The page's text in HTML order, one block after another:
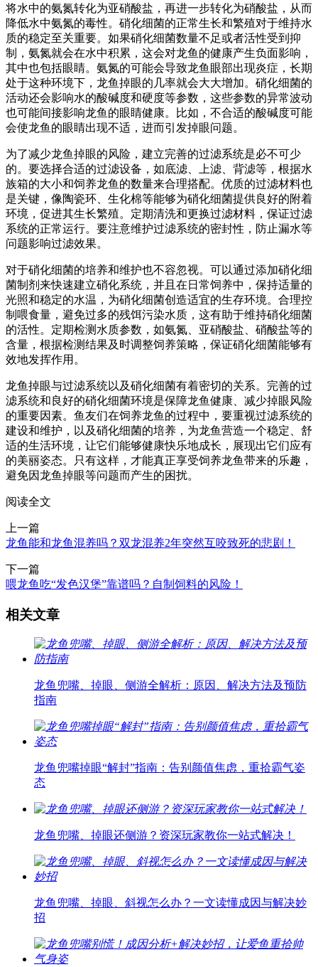
将水中的氨氮转化为亚硝酸盐，再进一步转化为硝酸盐，从而
降低水中氨氮的毒性。硝化细菌的正常生长和繁殖对于维持水
质的稳定至关重要。如果硝化细菌数量不足或者活性受到抑
制，氨氮就会在水中积累，这会对龙鱼的健康产生负面影响，
其中也包括眼睛。氨氮的可能会导致龙鱼眼部出现炎症，长期
处于这种环境下，龙鱼掉眼的几率就会大大增加。硝化细菌的
活动还会影响水的酸碱度和硬度等参数，这些参数的异常波动
也可能间接影响龙鱼的眼睛健康。比如，不合适的酸碱度可能
会使龙鱼的眼睛出现不适，进而引发掉眼问题。
为了减少龙鱼掉眼的风险，建立完善的过滤系统是必不可少
的。要选择合适的过滤设备，如底滤、上滤、背滤等，根据水
族箱的大小和饲养龙鱼的数量来合理搭配。优质的过滤材料也
是关键，像陶瓷环、生化棉等能够为硝化细菌提供良好的附着
环境，促进其生长繁殖。定期清洗和更换过滤材料，保证过滤
系统的正常运行。要注意维护过滤系统的密封性，防止漏水等
问题影响过滤效果。
对于硝化细菌的培养和维护也不容忽视。可以通过添加硝化细
菌制剂来快速建立硝化系统，并且在日常饲养中，保持适量的
光照和稳定的水温，为硝化细菌创造适宜的生存环境。合理控
制喂食量，避免过多的残饵污染水质，这有助于维持硝化细菌
的活性。定期检测水质参数，如氨氮、亚硝酸盐、硝酸盐等的
含量，根据检测结果及时调整饲养策略，保证硝化细菌能够有
效地发挥作用。
龙鱼掉眼与过滤系统以及硝化细菌有着密切的关系。完善的过
滤系统和良好的硝化细菌环境是保障龙鱼健康、减少掉眼风险
的重要因素。鱼友们在饲养龙鱼的过程中，要重视过滤系统的
建设和维护，以及硝化细菌的培养，为龙鱼营造一个稳定、舒
适的生活环境，让它们能够健康快乐地成长，展现出它们应有
的美丽姿态。只有这样，才能真正享受饲养龙鱼带来的乐趣，
避免因龙鱼掉眼等问题而产生的困扰。
阅读全文
上一篇
龙鱼能和龙鱼混养吗？双龙混养2年突然互咬致死的悲剧！
下一篇
喂龙鱼吃“发色汉堡”靠谱吗？自制饲料的风险！
相关文章
龙鱼兜嘴、掉眼、侧游全解析：原因、解决方法及预防
指南
龙鱼兜嘴掉眼“解封”指南：告别颜值焦虑，重拾霸气姿
态
龙鱼兜嘴、掉眼还侧游？资深玩家教你一站式解决！
龙鱼兜嘴、掉眼、斜视怎么办？一文读懂成因与解决妙
招